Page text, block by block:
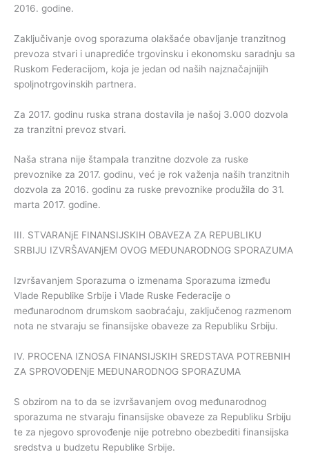
2016. godine.
Zaključivanje ovog sporazuma olakšaće obavljanje tranzitnog
prevoza stvari i unaprediće trgovinsku i ekonomsku saradnju sa
Ruskom Federacijom, koja je jedan od naših najznačajnijih
spoljnotrgovinskih partnera.
Za 2017. godinu ruska strana dostavila je našoj 3.000 dozvola
za tranzitni prevoz stvari.
Naša strana nije štampala tranzitne dozvole za ruske
prevoznike za 2017. godinu, već je rok važenja naših tranzitnih
dozvola za 2016. godinu za ruske prevoznike produžila do 31.
marta 2017. godine.
III. STVARANjE FINANSIJSKIH OBAVEZA ZA REPUBLIKU
SRBIJU IZVRŠAVANjEM OVOG MEĐUNARODNOG SPORAZUMA
Izvršavanjem Sporazuma o izmenama Sporazuma između
Vlade Republike Srbije i Vlade Ruske Federacije o
međunarodnom drumskom saobraćaju, zaključenog razmenom
nota ne stvaraju se finansijske obaveze za Republiku Srbiju.
IV. PROCENA IZNOSA FINANSIJSKIH SREDSTAVA POTREBNIH
ZA SPROVOĐENjE MEĐUNARODNOG SPORAZUMA
S obzirom na to da se izvršavanjem ovog međunarodnog
sporazuma ne stvaraju finansijske obaveze za Republiku Srbiju
te za njegovo sprovođenje nije potrebno obezbediti finansijska
sredstva u budzetu Republike Srbije.